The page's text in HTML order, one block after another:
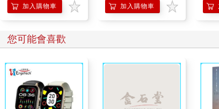
勢成長的底層能力
加入購物車 加入購物車
您可能會喜歡